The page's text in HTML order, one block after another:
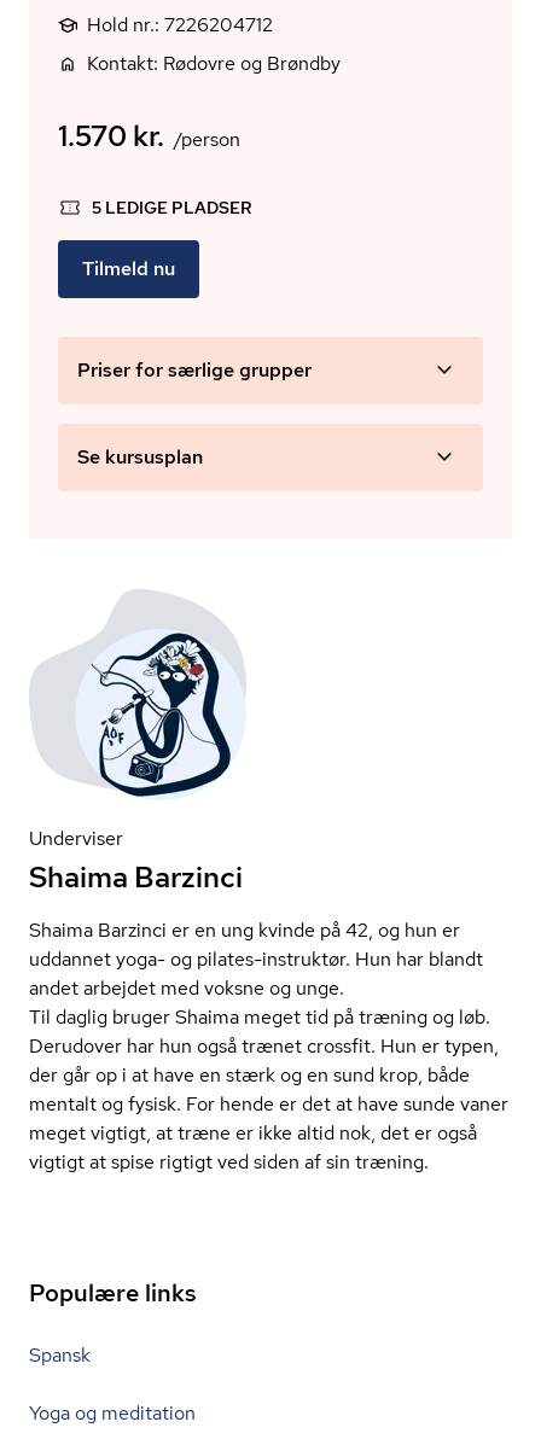
Hold nr.: 7226204712
Kontakt: Rødovre og Brøndby
1.570 kr. /person
5 LEDIGE PLADSER
Tilmeld nu
Priser for særlige grupper
Se kursusplan
Underviser
Shaima Barzinci
Shaima Barzinci er en ung kvinde på 42, og hun er
uddannet yoga- og pilates-instruktør. Hun har blandt
andet arbejdet med voksne og unge.
Til daglig bruger Shaima meget tid på træning og løb.
Derudover har hun også trænet crossfit. Hun er typen,
der går op i at have en stærk og en sund krop, både
mentalt og fysisk. For hende er det at have sunde vaner
meget vigtigt, at træne er ikke altid nok, det er også
vigtigt at spise rigtigt ved siden af sin træning.
Populære links
Spansk
Yoga og meditation